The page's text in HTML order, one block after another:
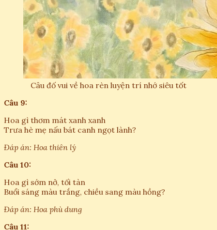
Câu đố vui về hoa rèn luyện trí nhớ siêu tốt
Câu 9:
Hoa gì thơm mát xanh xanh
Trưa hè mẹ nấu bát canh ngọt lành?
Đáp án: Hoa thiên lý
Câu 10:
Hoa gì sớm nở, tối tàn
Buổi sáng màu trắng, chiều sang màu hồng?
Đáp án: Hoa phù dung
Câu 11: